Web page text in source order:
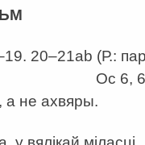
20–21аb (Р.:
Ос 6,
а не ахвяры.